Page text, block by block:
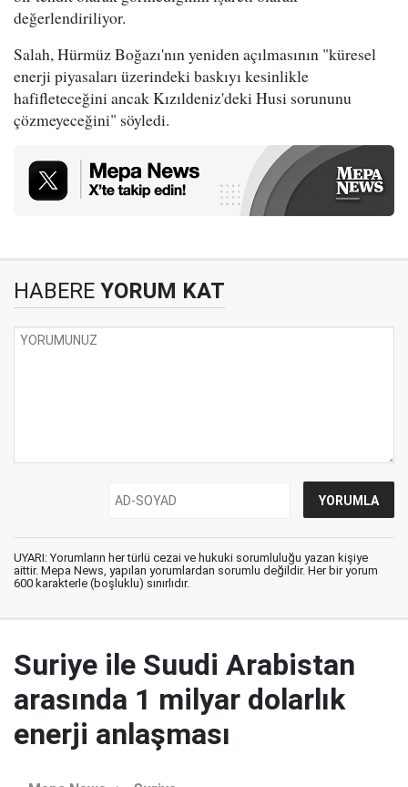
değerlendiriliyor.
Salah, Hürmüz Boğazı'nın yeniden açılmasının "küresel
enerji piyasaları üzerindeki baskıyı kesinlikle
hafifleteceğini ancak Kızıldeniz'deki Husi sorununu
çözmeyeceğini" söyledi.
HABERE YORUM KAT
UYARI: Yorumların her türlü cezai ve hukuki sorumluluğu yazan kişiye
aittir. Mepa News, yapılan yorumlardan sorumlu değildir. Her bir yorum
600 karakterle (boşluklu) sınırlıdır.
Suriye ile Suudi Arabistan
arasında 1 milyar dolarlık
enerji anlaşması